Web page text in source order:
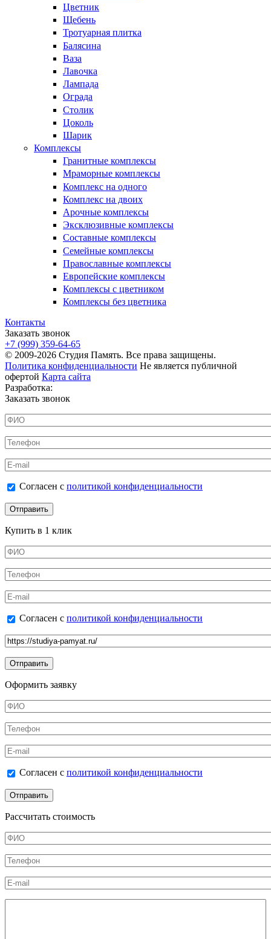
Цветник
Щебень
Тротуарная плитка
Балясина
Ваза
Лавочка
Лампада
Ограда
Столик
Цоколь
Шарик
Комплексы
Гранитные комплексы
Мраморные комплексы
Комплекс на одного
Комплекс на двоих
Арочные комплексы
Эксклюзивные комплексы
Составные комплексы
Семейные комплексы
Православные комплексы
Европейские комплексы
Комплексы с цветником
Комплексы без цветника
Контакты
Заказать звонок
+7 (999) 359-64-65
© 2009-2026 Студия Память. Все права защищены.
Политика конфиденциальности Не является публичной
офертой Карта сайта
Разработка:
Заказать звонок
ФИО
Телефон
E-mail
Согласен с политикой конфиденциальности*
Согласен с политикой конфиденциальности
Купить в 1 клик
ФИО
Телефон
E-mail
Согласен с политикой конфиденциальности*
Согласен с политикой конфиденциальности
Ссылка на товар
Оформить заявку
ФИО
Телефон
E-mail
Согласен с политикой конфиденциальности*
Согласен с политикой конфиденциальности
Рассчитать стоимость
ФИО
Телефон
E-mail